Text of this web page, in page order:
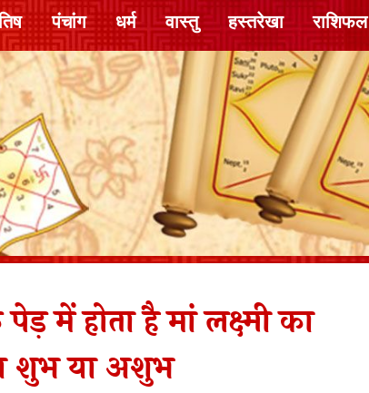
पंचांग धर्म वास्तु हस्तरेखा राशिफल
में होता है मां लक्ष्मी का
शुभ या अशुभ